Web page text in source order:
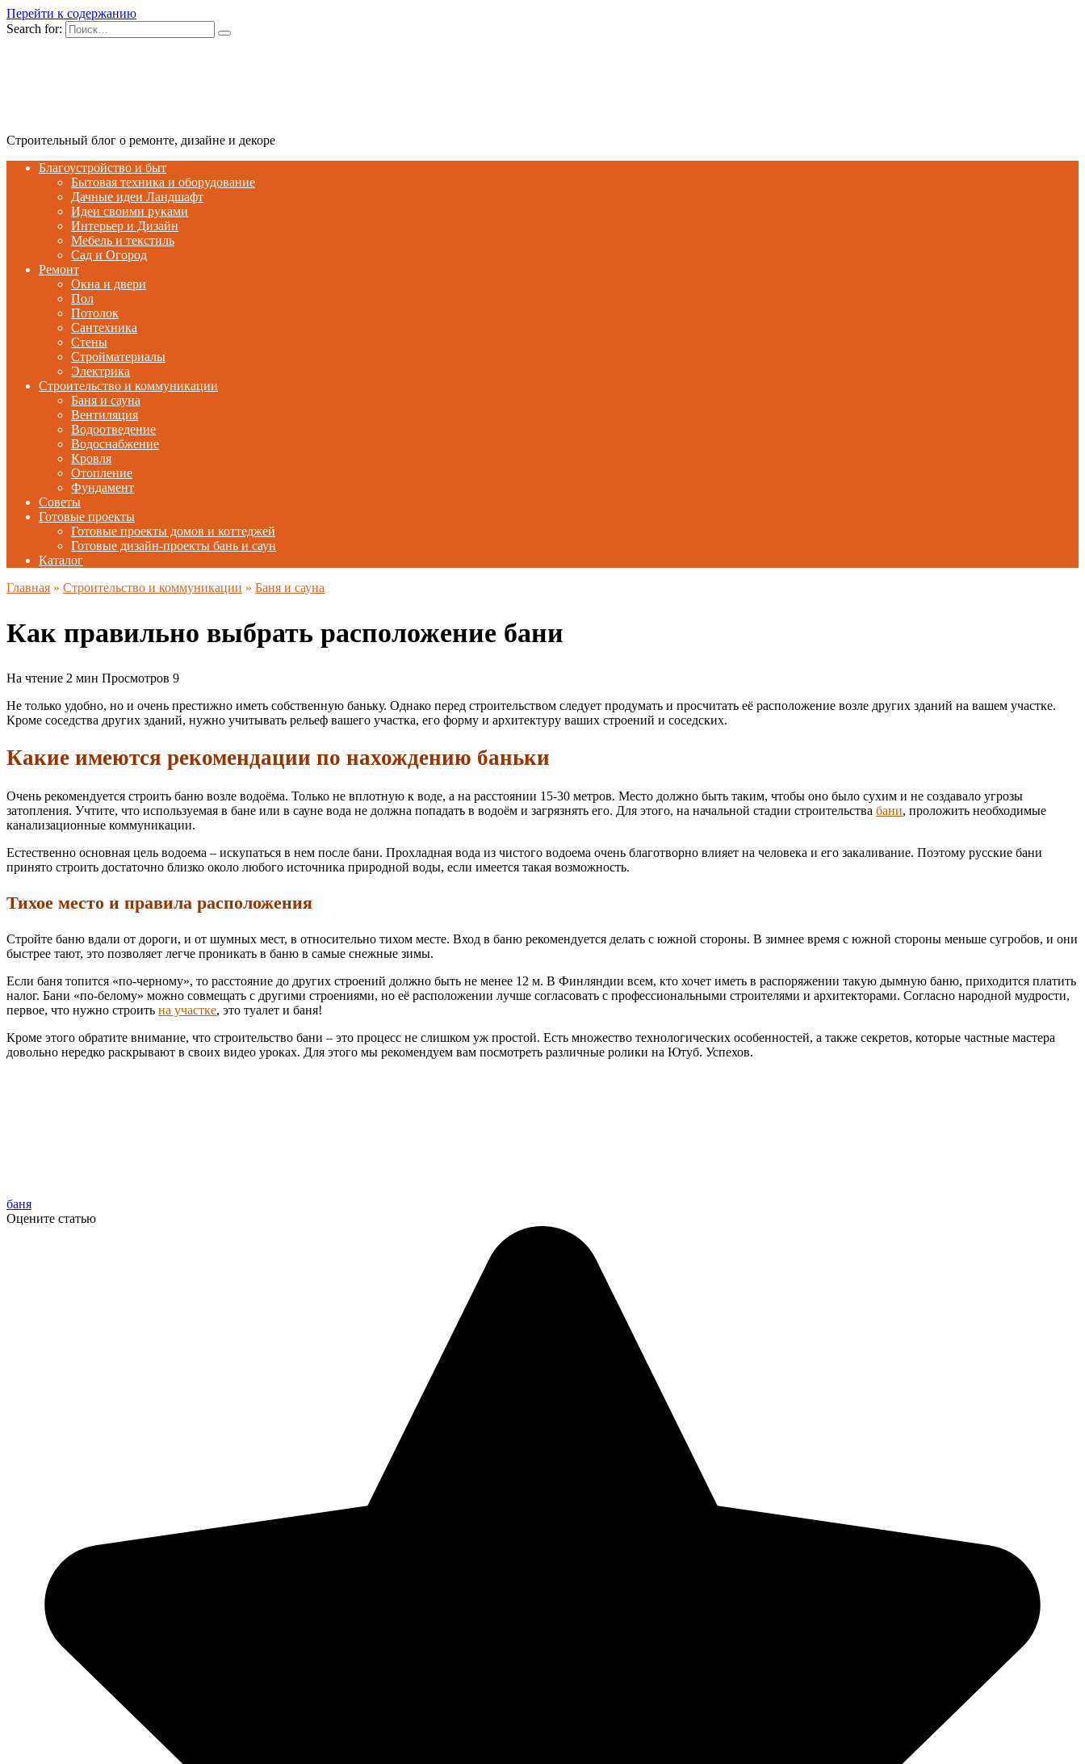
Перейти к содержанию
Search for:
Строительный блог о ремонте, дизайне и декоре
Благоустройство и быт
Бытовая техника и оборудование
Дачные идеи Ландшафт
Идеи своими руками
Интерьер и Дизайн
Мебель и текстиль
Сад и Огород
Ремонт
Окна и двери
Пол
Потолок
Сантехника
Стены
Стройматериалы
Электрика
Строительство и коммуникации
Баня и сауна
Вентиляция
Водоотведение
Водоснабжение
Кровля
Отопление
Фундамент
Советы
Готовые проекты
Готовые проекты домов и коттеджей
Готовые дизайн-проекты бань и саун
Каталог
Главная » Строительство и коммуникации » Баня и сауна
Как правильно выбрать расположение бани
На чтение 2 мин Просмотров 9
Не только удобно, но и очень престижно иметь собственную баньку. Однако перед строительством следует продумать и просчитать её расположение возле других зданий на вашем участке.
Кроме соседства других зданий, нужно учитывать рельеф вашего участка, его форму и архитектуру ваших строений и соседских.
Какие имеются рекомендации по нахождению баньки
Очень рекомендуется строить баню возле водоёма. Только не вплотную к воде, а на расстоянии 15-30 метров. Место должно быть таким, чтобы оно было сухим и не создавало угрозы
затопления. Учтите, что используемая в бане или в сауне вода не должна попадать в водоём и загрязнять его. Для этого, на начальной стадии строительства бани, проложить необходимые
канализационные коммуникации.
Естественно основная цель водоема – искупаться в нем после бани. Прохладная вода из чистого водоема очень благотворно влияет на человека и его закаливание. Поэтому русские бани
принято строить достаточно близко около любого источника природной воды, если имеется такая возможность.
Тихое место и правила расположения
Стройте баню вдали от дороги, и от шумных мест, в относительно тихом месте. Вход в баню рекомендуется делать с южной стороны. В зимнее время с южной стороны меньше сугробов, и они
быстрее тают, это позволяет легче проникать в баню в самые снежные зимы.
Если баня топится «по-черному», то расстояние до других строений должно быть не менее 12 м. В Финляндии всем, кто хочет иметь в распоряжении такую дымную баню, приходится платить
налог. Бани «по-белому» можно совмещать с другими строениями, но её расположении лучше согласовать с профессиональными строителями и архитекторами. Согласно народной мудрости,
первое, что нужно строить на участке, это туалет и баня!
Кроме этого обратите внимание, что строительство бани – это процесс не слишком уж простой. Есть множество технологических особенностей, а также секретов, которые частные мастера
довольно нередко раскрывают в своих видео уроках. Для этого мы рекомендуем вам посмотреть различные ролики на Ютуб. Успехов.
баня
Оцените статью